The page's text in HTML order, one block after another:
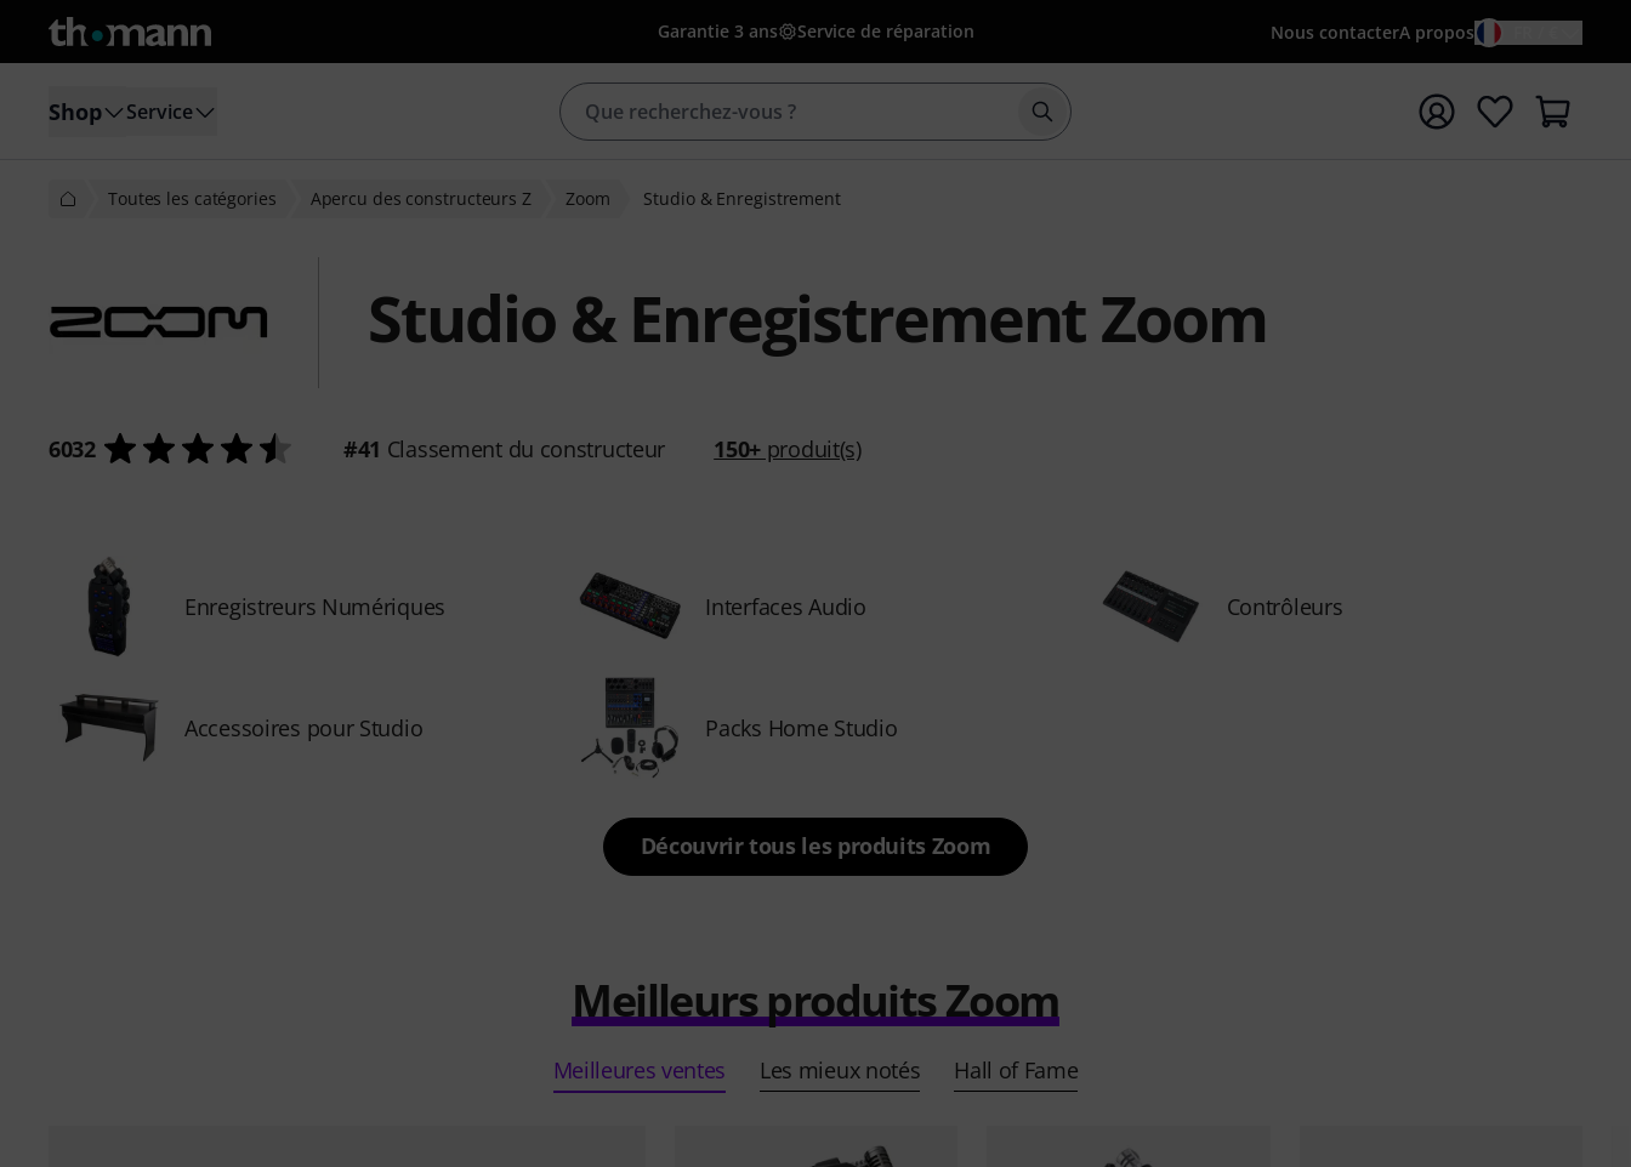
Garantie 3 ans Service de réparation Nous contacterA propos
Shop Service Démarrer la recherche avec le terme de recherche
Toutes les catégories Apercu des constructeurs Z Zoom Studio & Enregistrement
Studio & Enregistrement Zoom
6032 #41 Classement du constructeur 150+ produit(s)
Enregistreurs Numériques Interfaces Audio Contrôleurs
Accessoires pour Studio Packs Home Studio
Découvrir tous les produits Zoom
Meilleurs produits Zoom
Meilleures ventes Les mieux notés Hall of Fame